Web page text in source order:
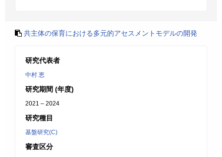
共主体の保育における多元的アセスメントモデルの開発
研究代表者
中村 恵
研究期間 (年度)
2021 – 2024
研究種目
基盤研究(C)
審査区分